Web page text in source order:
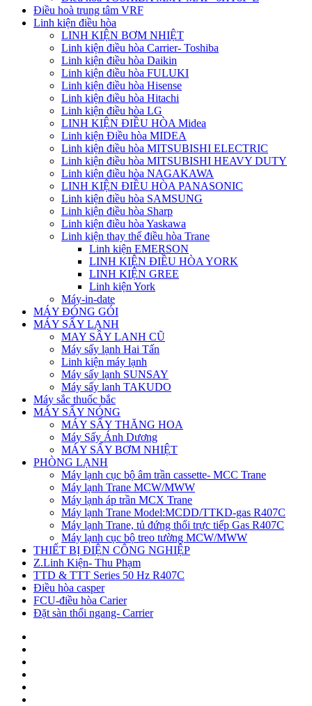
Điều hoà trung tâm VRF
Linh kiện điều hòa
LINH KIỆN BƠM NHIỆT
Linh kiện điều hòa Carrier- Toshiba
Linh kiện điều hòa Daikin
Linh kiện điều hòa FULUKI
Linh kiện điều hòa Hisense
Linh kiện điều hòa Hitachi
Linh kiện điều hòa LG
LINH KIỆN ĐIỀU HÒA Midea
Linh kiện Điều hòa MIDEA
Linh kiện điều hòa MITSUBISHI ELECTRIC
Linh kiện điều hòa MITSUBISHI HEAVY DUTY
Linh kiện điều hòa NAGAKAWA
LINH KIỆN ĐIỀU HÒA PANASONIC
Linh kiện điều hòa SAMSUNG
Linh kiện điều hòa Sharp
Linh kiện điều hòa Yaskawa
Linh kiện thay thế điều hòa Trane
Linh kiện EMERSON
LINH KIỆN ĐIỀU HÒA YORK
LINH KIỆN GREE
Linh kiện York
Máy-in-date
MÁY ĐÓNG GÓI
MÁY SẤY LẠNH
MAY SÂY LANH CŨ
Máy sấy lạnh Hai Tấn
Linh kiện máy lạnh
Máy sấy lạnh SUNSAY
Máy sấy lanh TAKUDO
Máy sắc thuốc bắc
MÁY SẤY NÓNG
MÁY SẤY THĂNG HOA
Máy Sấy Ánh Dương
MÁY SẤY BƠM NHIỆT
PHÒNG LẠNH
Máy lạnh cục bộ âm trần cassette- MCC Trane
Máy lạnh Trane MCW/MWW
Máy lạnh áp trần MCX Trane
Máy lạnh Trane Model:MCDD/TTKD-gas R407C
Máy lạnh Trane, tủ đứng thổi trực tiếp Gas R407C
Máy lạnh cục bộ treo tường MCW/MWW
THIẾT BỊ ĐIỆN CÔNG NGHIỆP
Z.Linh Kiện- Thu Phạm
TTD & TTT Series 50 Hz R407C
Điều hòa casper
FCU-điều hòa Carier
Đặt sàn thổi ngang- Carrier